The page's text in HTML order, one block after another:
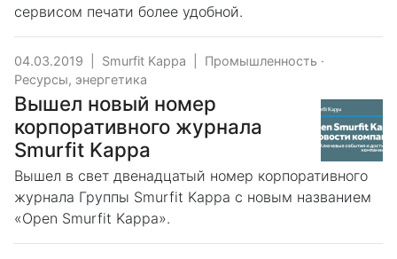
сервисом печати более удобной.
04.03.2019 Smurfit Kappa Промышленность ·
Ресурсы, энергетика
Вышел новый номер
корпоративного журнала
Smurfit Kappa
Вышел в свет двенадцатый номер корпоративного
журнала Группы Smurfit Kappa с новым названием
«Open Smurfit Kappa».